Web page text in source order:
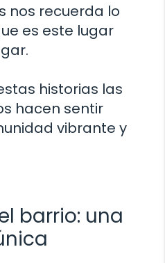
nos recuerda lo
es este lugar
historias las
hacen sentir
vibrante y
barrio: una